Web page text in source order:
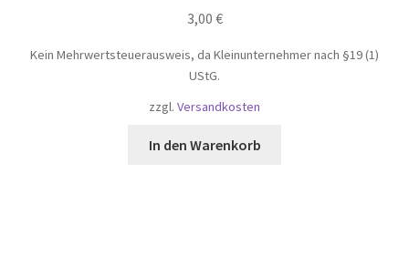
3,00 €
Kein Mehrwertsteuerausweis, da Kleinunternehmer nach §19 (1)
UStG.
zzgl. Versandkosten
In den Warenkorb